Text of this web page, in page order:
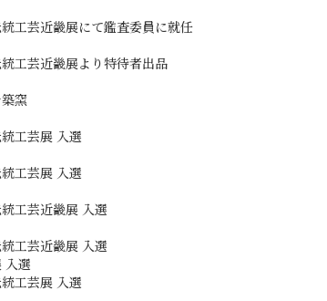
工芸近畿展にて鑑査委員に就任
工芸近畿展より特待者出品
窯
工芸展 入選
工芸展 入選
工芸近畿展 入選
工芸近畿展 入選
入選
工芸展 入選